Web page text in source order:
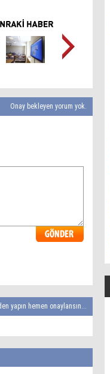
Onay bekleyen yorum yok.
yapın hemen onaylansın...